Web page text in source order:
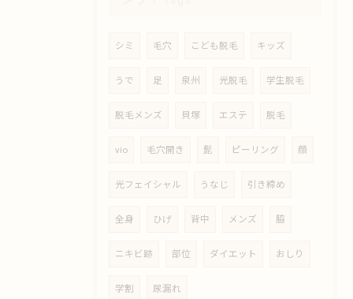
シミ 毛穴 こども脱毛 キッズ
うで 足 泉州 光脱毛 学生脱毛
脱毛メンズ 貝塚 エステ 脱毛
vio 毛穴開き 髭 ピーリング 顔
光フェイシャル うなじ 引き締め
全身 ひげ 背中 メンズ 脇
ニキビ跡 部位 ダイエット おしり
学割 尿漏れ